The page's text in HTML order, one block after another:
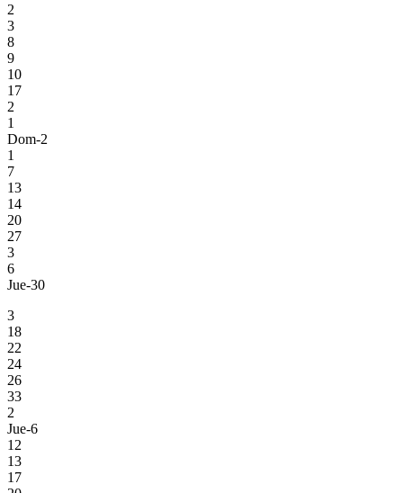
2
3
8
9
10
17
2
1
Dom-2
1
7
13
14
20
27
3
6
Jue-30
3
18
22
24
26
33
2
Jue-6
12
13
17